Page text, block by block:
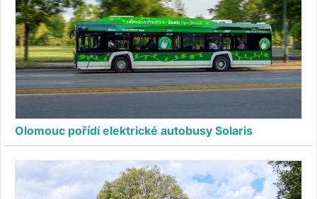
Olomouc pořídí elektrické autobusy Solaris